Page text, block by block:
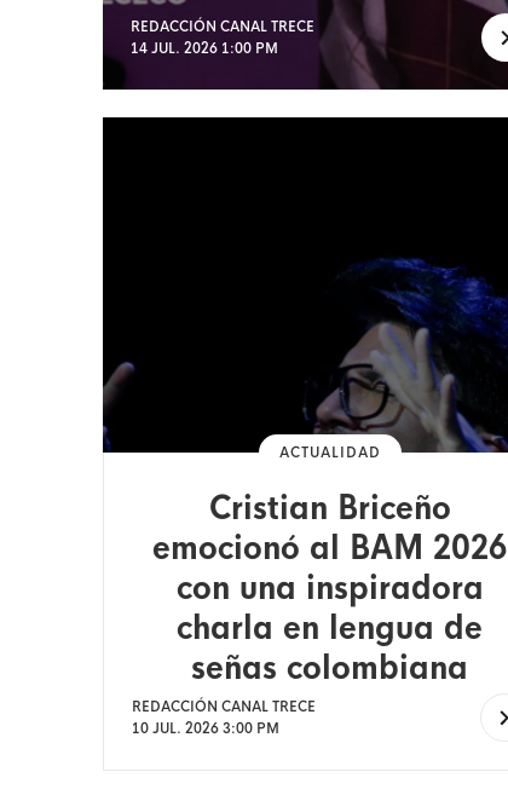
REDACCIÓN CANAL TRECE
14 JUL. 2026 1:00 PM
ACTUALIDAD
Cristian Briceño
emocionó al BAM 2026
con una inspiradora
charla en lengua de
señas colombiana
REDACCIÓN CANAL TRECE
10 JUL. 2026 3:00 PM